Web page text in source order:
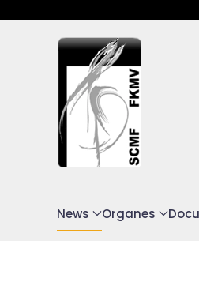
Accéder au contenu principal
News Organes